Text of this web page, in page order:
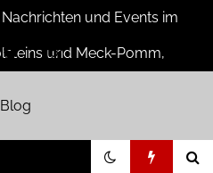
und Events im
und Meck-Pomm,
Ostsee Magazine